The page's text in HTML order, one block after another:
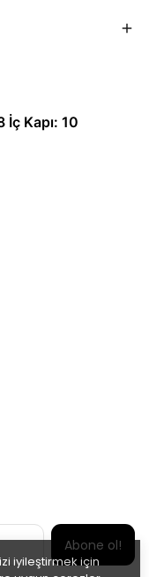
iyileştirmek için
İç Kapı: 10
Abone ol!